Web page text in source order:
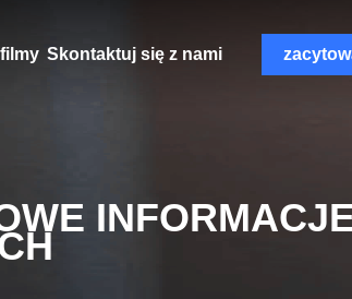
filmy Skontaktuj się z nami